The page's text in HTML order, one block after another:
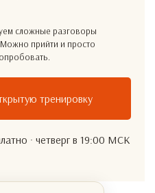
сложные разговоры
прийти и просто
тренировку
· четверг в 19:00 МСК